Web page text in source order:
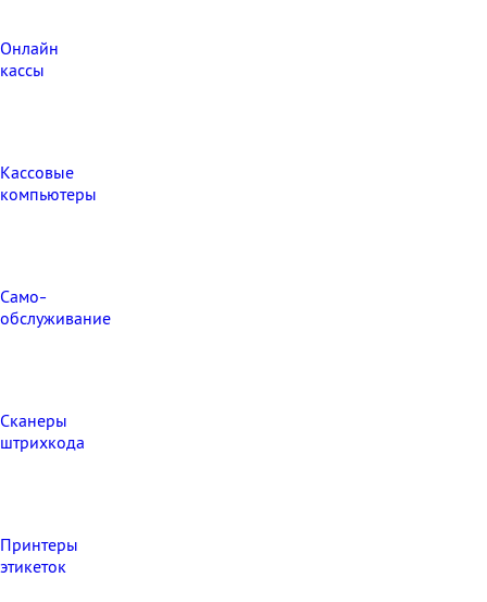
Онлайн
кассы
Кассовые
компьютеры
Само-
обслуживание
Сканеры
штрихкода
Принтеры
этикеток